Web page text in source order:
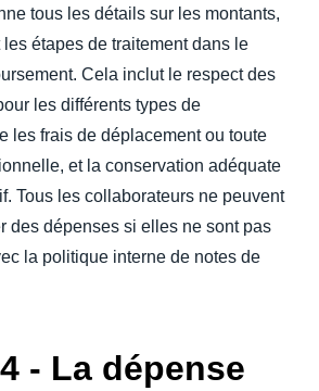
tous les détails sur les montants,
les étapes de traitement dans le
Cela inclut le respect des
les différents types de
les frais de déplacement ou toute
et la conservation adéquate
Tous les collaborateurs ne peuvent
des dépenses si elles ne sont pas
la politique interne de notes de
- La dépense